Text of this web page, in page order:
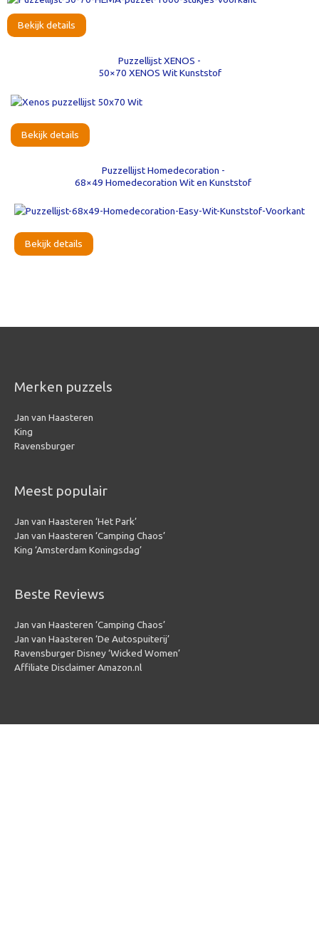
Bekijk details
Puzzellijst XENOS -
50×70 XENOS Wit Kunststof
Bekijk details
Puzzellijst Homedecoration -
68×49 Homedecoration Wit en Kunststof
Bekijk details
Merken puzzels
Jan van Haasteren
King
Ravensburger
Meest populair
Jan van Haasteren ‘Het Park’
Jan van Haasteren ‘Camping Chaos’
King ‘Amsterdam Koningsdag’
Beste Reviews
Jan van Haasteren ‘Camping Chaos’
Jan van Haasteren ‘De Autospuiterij’
Ravensburger Disney ‘Wicked Women’
Affiliate Disclaimer Amazon.nl